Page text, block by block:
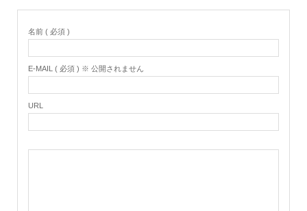
名前 ( 必須 )
E-MAIL ( 必須 ) ※ 公開されません
URL